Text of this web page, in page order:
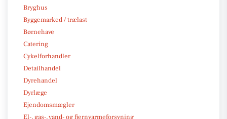
Bryghus
Byggemarked / trælast
Børnehave
Catering
Cykelforhandler
Detailhandel
Dyrehandel
Dyrlæge
Ejendomsmægler
El-, gas-, vand- og fjernvarmeforsyning